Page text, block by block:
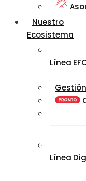
Nuestro
Ecosistema
Línea
Línea